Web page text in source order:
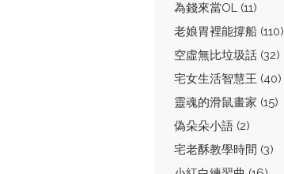
為錢來當OL (11)
老娘胃裡能撐船 (110)
空虛無比垃圾話 (32)
宅女生活智慧王 (40)
靈魂的滑鼠畫家 (15)
偽朵朵小語 (2)
宅老酥教學時間 (3)